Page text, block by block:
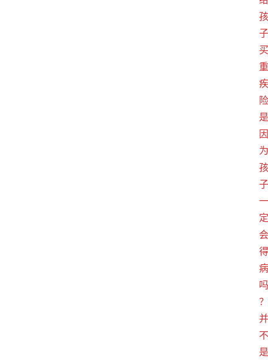
孩
子
买
重
疾
险
是
因
为
孩
子
一
定
会
得
病
吗
？
并
不
是